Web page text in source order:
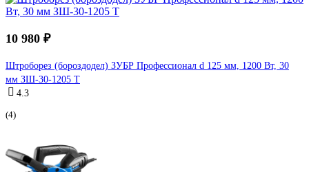
10 980 ₽
Штроборез (бороздодел) ЗУБР Профессионал d 125 мм, 1200 Вт, 30
мм ЗШ-30-1205 Т
4.3
(4)